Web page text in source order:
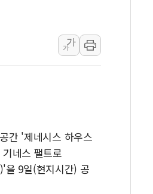
인제 용대리 계곡서 수위 상승
동해시, 11~14일 '별똥별 멍' 운
강원 중·남부 동해안 시간당
청양 밭에서 일하던 90대 숨져…
폭염에 車 운전면허 기능시험
李대통령, 'ISA·주가누르기 방
주말 무더위·열대야 지속…내륙
오세훈 "용산공원 주택 검토, 민
충북 주말 무더위 지속…청주·진
10월 보완수사권 폐지·공소청
가
가
간 '제네시스 하우스
네스 팰트로
9일(현지시간) 공